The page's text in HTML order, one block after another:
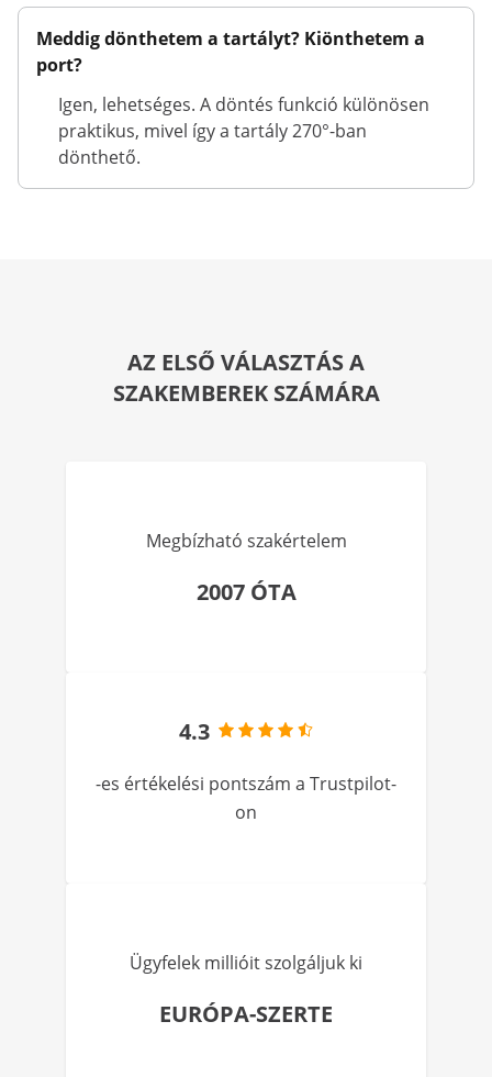
Meddig dönthetem a tartályt? Kiönthetem a
port?
Igen, lehetséges. A döntés funkció különösen
praktikus, mivel így a tartály 270°-ban
dönthető.
AZ ELSŐ VÁLASZTÁS A
SZAKEMBEREK SZÁMÁRA
Megbízható szakértelem
2007 ÓTA
4.3
-es értékelési pontszám a Trustpilot-
on
Ügyfelek millióit szolgáljuk ki
EURÓPA-SZERTE